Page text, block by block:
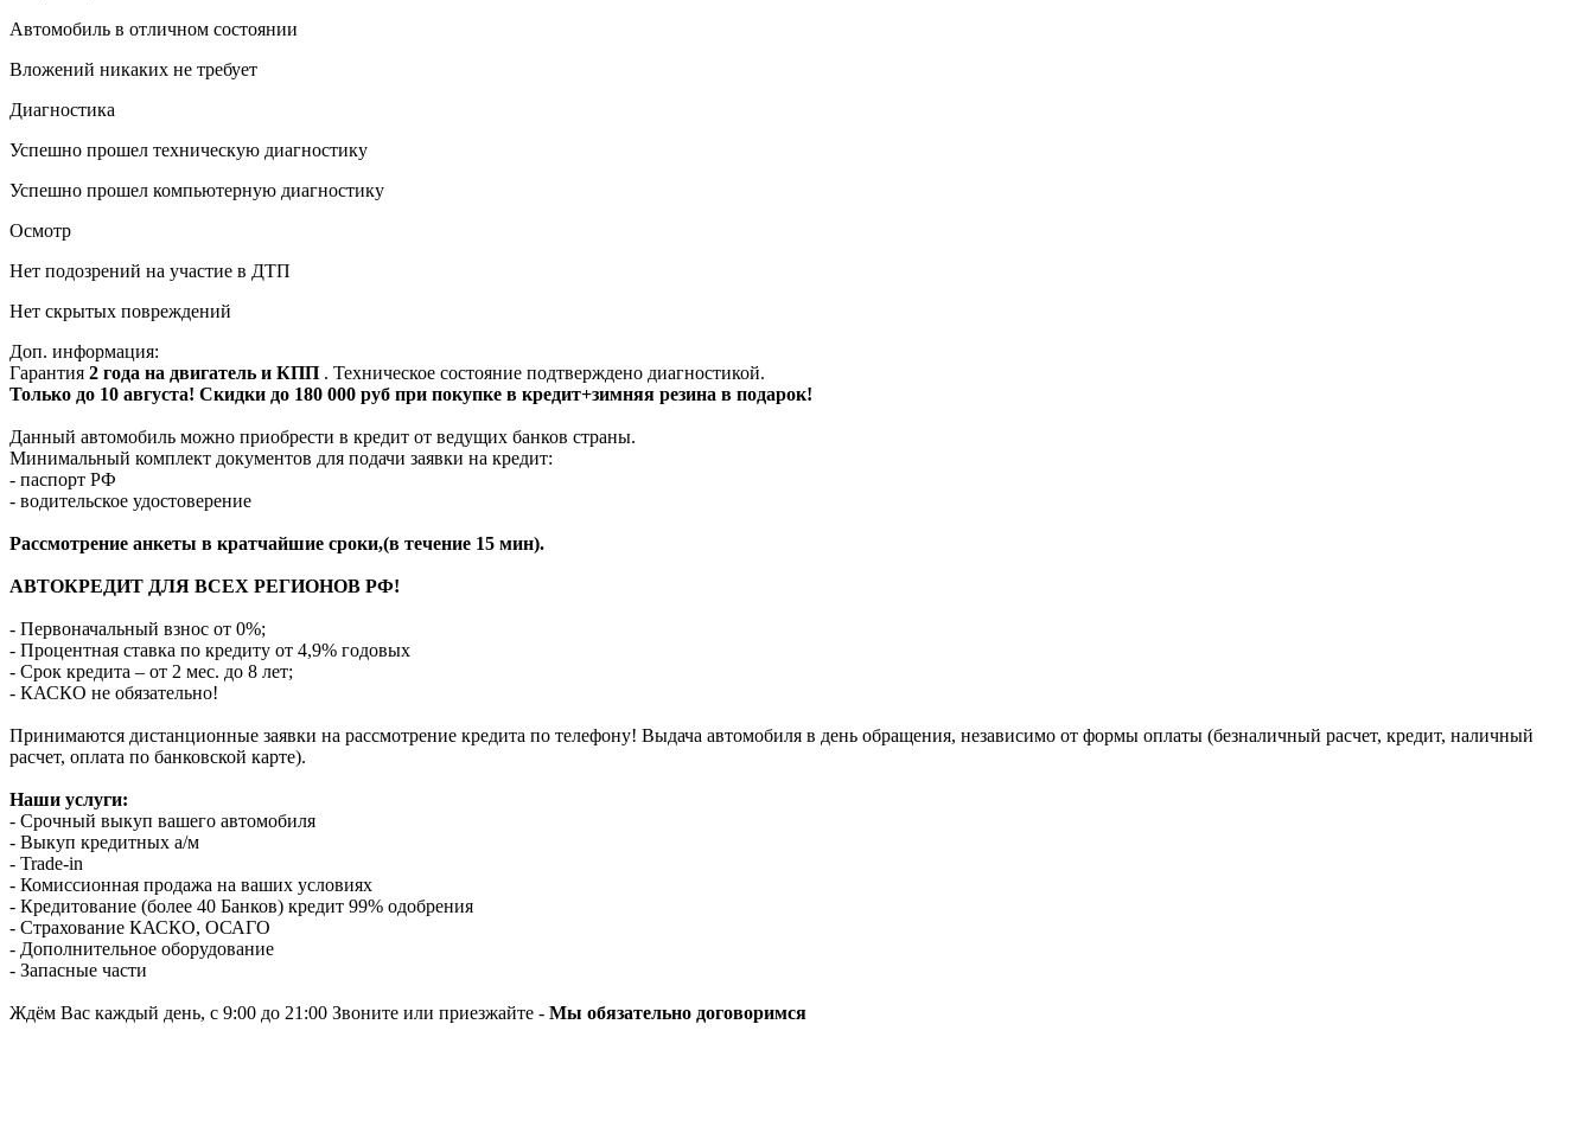
Автомобиль в отличном состоянии
Вложений никаких не требует
Диагностика
Успешно прошел техническую диагностику
Успешно прошел компьютерную диагностику
Осмотр
Нет подозрений на участие в ДТП
Нет скрытых повреждений
Доп. информация:
Гарантия 2 года на двигатель и КПП . Техническое состояние подтверждено диагностикой.
Только до 10 августа! Скидки до 180 000 руб при покупке в кредит+зимняя резина в подарок!
Данный автомобиль можно приобрести в кредит от ведущих банков страны.
Минимальный комплект документов для подачи заявки на кредит:
- паспорт РФ
- водительское удостоверение
Рассмотрение анкеты в кратчайшие сроки,(в течение 15 мин).
АВТОКРЕДИТ ДЛЯ ВСЕХ РЕГИОНОВ РФ!
- Первоначальный взнос от 0%;
- Процентная ставка по кредиту от 4,9% годовых
- Срок кредита – от 2 мес. до 8 лет;
- КАСКО не обязательно!
Принимаются дистанционные заявки на рассмотрение кредита по телефону! Выдача автомобиля в день обращения, независимо от формы оплаты (безналичный расчет, кредит, наличный
расчет, оплата по банковской карте).
Наши услуги:
- Срочный выкуп вашего автомобиля
- Выкуп кредитных а/м
- Trade-in
- Комиссионная продажа на ваших условиях
- Кредитование (более 40 Банков) кредит 99% одобрения
- Страхование КАСКО, ОСАГО
- Дополнительное оборудование
- Запасные части
Ждём Вас каждый день, с 9:00 до 21:00 Звоните или приезжайте - Мы обязательно договоримся